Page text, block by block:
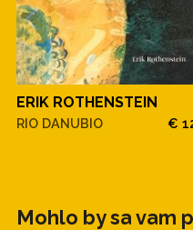
ERIK ROTHENSTEIN
RIO DANUBIO €
Mohlo by sa vam